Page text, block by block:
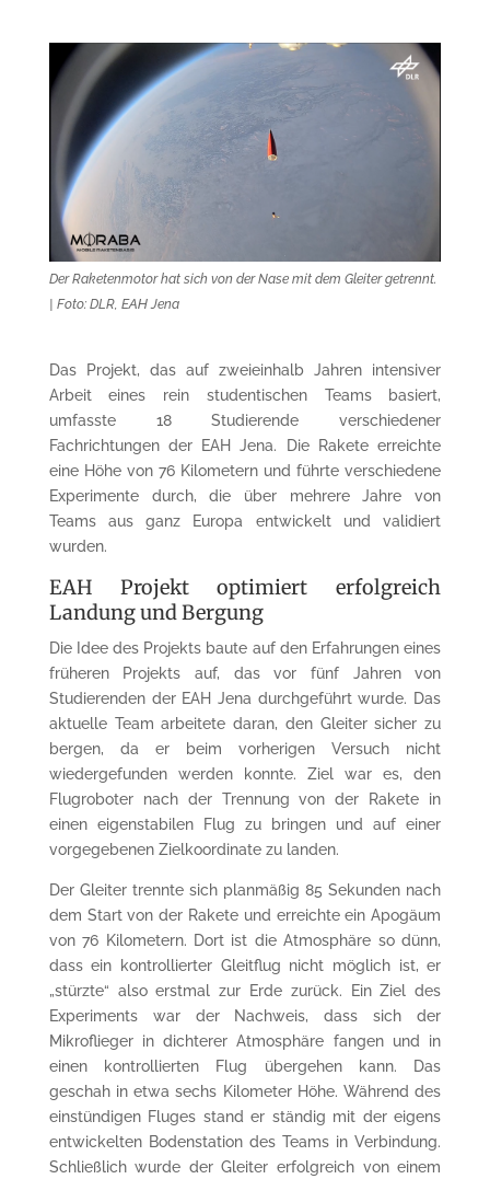
Der Raketenmotor hat sich von der Nase mit dem Gleiter getrennt.
| Foto: DLR, EAH Jena
Das Projekt, das auf zweieinhalb Jahren intensiver
Arbeit eines rein studentischen Teams basiert,
umfasste 18 Studierende verschiedener
Fachrichtungen der EAH Jena. Die Rakete erreichte
eine Höhe von 76 Kilometern und führte verschiedene
Experimente durch, die über mehrere Jahre von
Teams aus ganz Europa entwickelt und validiert
wurden.
EAH Projekt optimiert erfolgreich
Landung und Bergung
Die Idee des Projekts baute auf den Erfahrungen eines
früheren Projekts auf, das vor fünf Jahren von
Studierenden der EAH Jena durchgeführt wurde. Das
aktuelle Team arbeitete daran, den Gleiter sicher zu
bergen, da er beim vorherigen Versuch nicht
wiedergefunden werden konnte. Ziel war es, den
Flugroboter nach der Trennung von der Rakete in
einen eigenstabilen Flug zu bringen und auf einer
vorgegebenen Zielkoordinate zu landen.
Der Gleiter trennte sich planmäßig 85 Sekunden nach
dem Start von der Rakete und erreichte ein Apogäum
von 76 Kilometern. Dort ist die Atmosphäre so dünn,
dass ein kontrollierter Gleitflug nicht möglich ist, er
„stürzte“ also erstmal zur Erde zurück. Ein Ziel des
Experiments war der Nachweis, dass sich der
Mikroflieger in dichterer Atmosphäre fangen und in
einen kontrollierten Flug übergehen kann. Das
geschah in etwa sechs Kilometer Höhe. Während des
einstündigen Fluges stand er ständig mit der eigens
entwickelten Bodenstation des Teams in Verbindung.
Schließlich wurde der Gleiter erfolgreich von einem